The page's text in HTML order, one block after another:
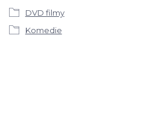
DVD filmy
Komedie